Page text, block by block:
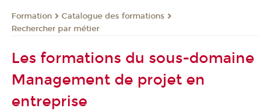
Formation
Catalogue des formations
Rechercher par métier
Les formations du sous-domaine
Management de projet en
entreprise